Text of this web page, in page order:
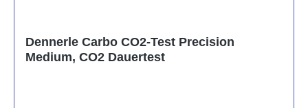
Dennerle Carbo CO2-Test Precision
Medium, CO2 Dauertest